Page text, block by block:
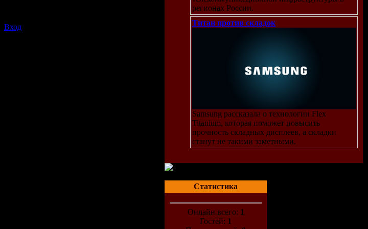
Вход]
регионах России.
Титан против складок
Samsung рассказала о технологии Flex
Titanium, которая поможет повысить
прочность складных дисплеев, а складки
станут не такими заметными.
Статистика
Онлайн всего: 1
Гостей: 1